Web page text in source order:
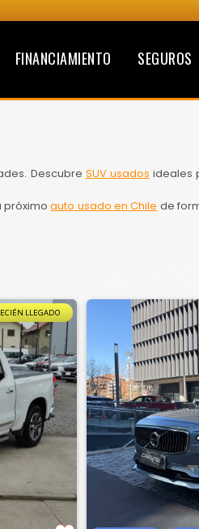
FINANCIAMIENTO SEGUROS
Descubre SUV usados ideales
próximoauto usado en Chile de
LLEGADO